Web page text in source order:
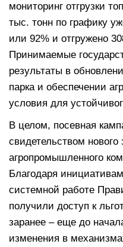
мониторинг отгрузки
тыс. тонн по графику
или 92% и отгружено
Принимаемые
результаты в
парка и обеспечении
условия для
В целом, посевная
свидетельством нового
агропромышленного
Благодаря
системной работе
получили доступ к
заранее – еще до
изменения в